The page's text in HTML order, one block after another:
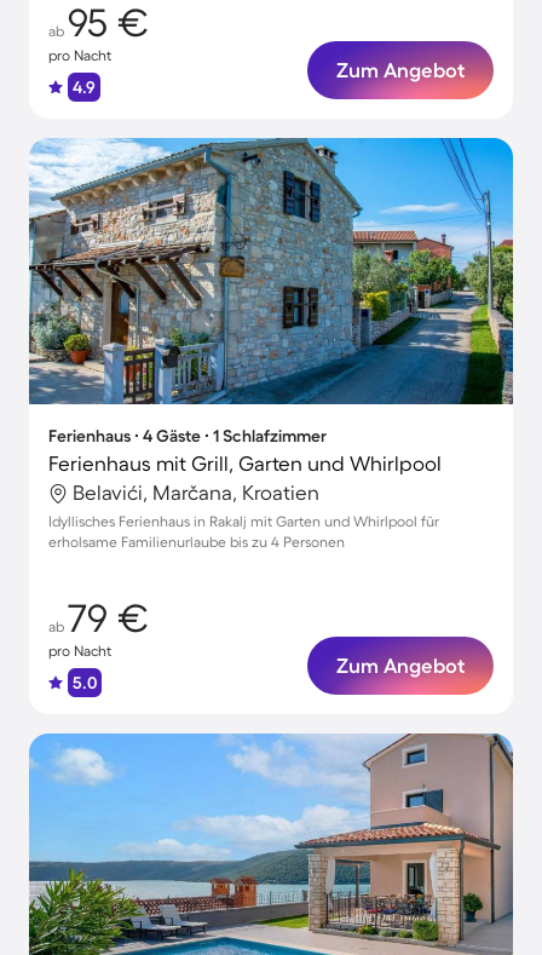
ab 95 €
pro Nacht
4.9
Zum Angebot
Ferienhaus ∙ 4 Gäste ∙ 1 Schlafzimmer
Ferienhaus mit Grill, Garten und Whirlpool
Belavići, Marčana, Kroatien
Idyllisches Ferienhaus in Rakalj mit Garten und Whirlpool für
erholsame Familienurlaube bis zu 4 Personen
ab 79 €
pro Nacht
5.0
Zum Angebot